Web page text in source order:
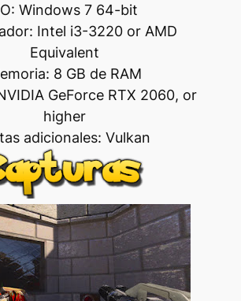
Windows 7 64-bit
Intel i3-3220 or AMD
Equivalent
8 GB de RAM
GeForce RTX 2060, or
higher
adicionales: Vulkan